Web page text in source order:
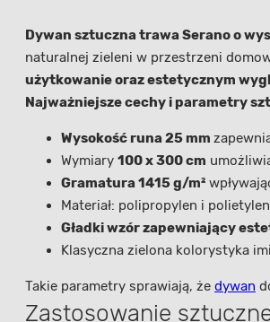
Dywan sztuczna trawa Serano o
naturalnej zieleni w przestrzeni
użytkowanie oraz estetycznym
Najważniejsze cechy i parametry
Wysokość runa 25 mm
Wymiary 100 x 300 cm
Gramatura 1415 g/m²
Materiał: polipropylen i
Gładki wzór zapewniający
Klasyczna zielona kolorystyka
Takie parametry sprawiają, że dywan
Zastosowanie